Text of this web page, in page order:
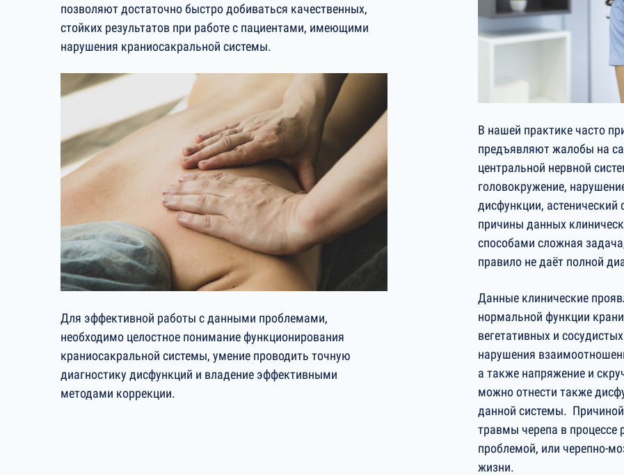
позволяют достаточно быстро добиваться качественных,
стойких результатов при работе с пациентами, имеющими
нарушения краниосакральной системы.
Для эффективной работы с данными проблемами,
необходимо целостное понимание функционирования
краниосакральной системы, умение проводить точную
диагностику дисфункций и владение эффективными
методами коррекции.
В нашей практике часто
предъявляют жалобы на
центральной нервной
головокружение,
дисфункции,
причины данных
способами сложная
правило не даёт полной
Данные клинические
нормальной функции
вегетативных и
нарушения
а также напряжение и
можно отнести также
данной системы.
травмы черепа в процессе
проблемой, или черепно-
жизни.